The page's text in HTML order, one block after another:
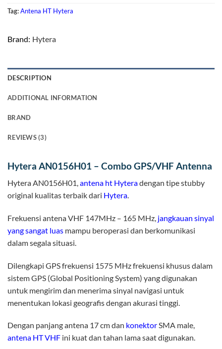
Tag:Antena HT Hytera
Brand: Hytera
DESCRIPTION
ADDITIONAL INFORMATION
BRAND
REVIEWS (3)
Hytera AN0156H01 – Combo GPS/VHF Antenna
Hytera AN0156H01,antena ht Hyteradengan tipe stubby
original kualitas terbaik dari Hytera.
Frekuensi antena VHF 147MHz – 165 MHz, jangkauan sinyal
yang sangat luas mampu beroperasi dan berkomunikasi
dalam segala situasi.
Dilengkapi GPS frekuensi 1575 MHz frekuensi khusus dalam
sistem GPS (Global Positioning System) yang digunakan
untuk mengirim dan menerima sinyal navigasi untuk
menentukan lokasi geografis dengan akurasi tinggi.
Dengan panjang antena 17 cm dan konektorSMA male,
antena HT VHF ini kuat dan tahan lama saat digunakan.